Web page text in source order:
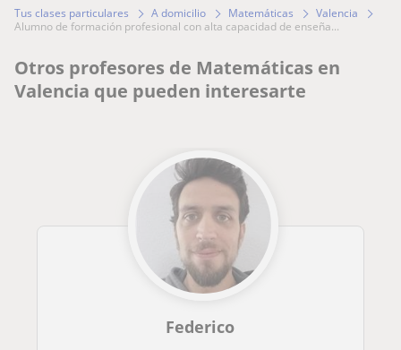
Tus clases particulares A domicilio Matemáticas
Valencia
alumno de formación profesional con alta capacidad de enseña...
Otros profesores de Matemáticas en
Valencia que pueden interesarte
Federico